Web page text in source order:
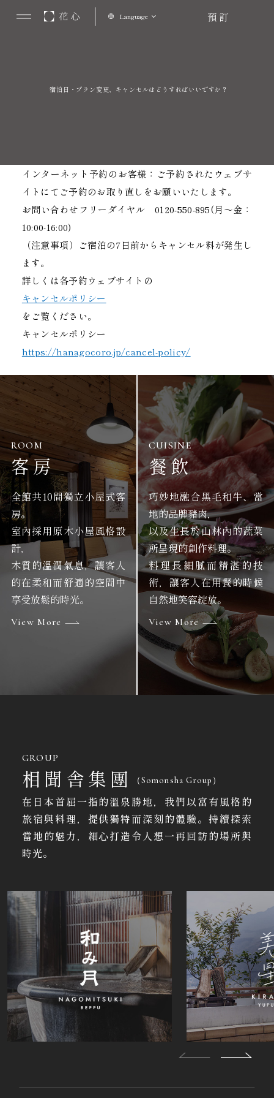
Language 預訂
宿泊日・プラン変更、キャンセルはどうすればいいですか？
インターネット予約のお客様：ご予約されたウェブサ
イトにてご予約のお取り直しをお願いいたします。
お問い合わせフリーダイヤル 0120-550-895(月～金：
10:00-16:00)
（注意事項）ご宿泊の7日前からキャンセル料が発生し
ます。
詳しくは各予約ウェブサイトの
キャンセルポリシー
をご覧ください。
キャンセルポリシー
https://hanagocoro.jp/cancel-policy/
ROOM
客房
全館共10間獨立小屋式客
房。
室內採用原木小屋風格設
計，
木質的溫潤氣息，讓客人
的在柔和而舒適的空間中
享受放鬆的時光。
View More
CUISINE
餐飲
巧妙地融合黑毛和牛、當
地的品牌豬肉，
以及生長於山林內的蔬菜
所呈現的創作料理。
料理長細膩而精湛的技
術，讓客人在用餐的時候
自然地笑容綻放。
View More
GROUP
相聞舎集團 （Somonsha Group）
在日本首屈一指的溫泉勝地，我們以富有風格的
旅宿與料理，提供獨特而深刻的體驗。持續探索
當地的魅力，細心打造令人想一再回訪的場所與
時光。